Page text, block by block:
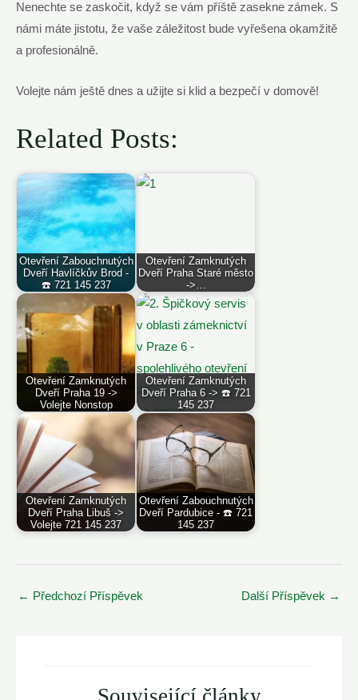
Nenechte se zaskočit, když se vám příště zasekne zámek. S
námi máte jistotu, že vaše záležitost bude vyřešena okamžitě
a profesionálně.
Volejte nám ještě dnes a užijte si klid a bezpečí v domově!
Related Posts:
Otevření Zabouchnutých
Dveří Havlíčkův Brod -
☎️ 721 145 237
Otevření Zamknutých
Dveří Praha Staré město
->…
Otevření Zamknutých
Dveří Praha 19 ->
Volejte Nonstop
Otevření Zamknutých
Dveří Praha 6 -> ☎️ 721
145 237
Otevření Zamknutých
Dveří Praha Libuš ->
Volejte 721 145 237
Otevření Zabouchnutých
Dveří Pardubice - ☎️ 721
145 237
Post
← Předchozí Příspěvek Další Příspěvek →